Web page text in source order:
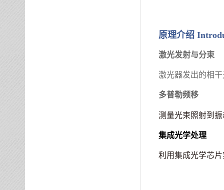
原理介绍
激光发射与分束
激光器发出的相
多普勒频移
测量光束照射到
集成光学处理
利用集成光学芯